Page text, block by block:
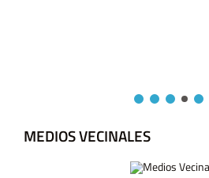
MEDIOS VECINALES